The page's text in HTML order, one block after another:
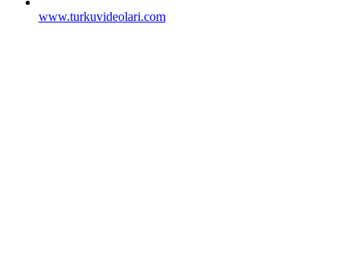
www.turkuvideolari.com